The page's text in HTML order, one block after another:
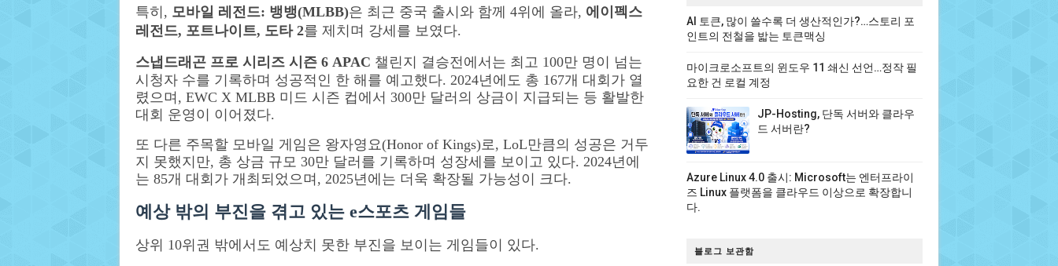
특히, 모바일 레전드: 뱅뱅(MLBB)은 최근 중국 출시와 함께 4위에 올라, 에이펙스
레전드, 포트나이트, 도타 2를 제치며 강세를 보였다.
스냅드래곤 프로 시리즈 시즌 6 APAC 챌린지 결승전에서는 최고 100만 명이 넘는
시청자 수를 기록하며 성공적인 한 해를 예고했다. 2024년에도 총 167개 대회가 열
렸으며, EWC X MLBB 미드 시즌 컵에서 300만 달러의 상금이 지급되는 등 활발한
대회 운영이 이어졌다.
또 다른 주목할 모바일 게임은 왕자영요(Honor of Kings)로, LoL만큼의 성공은 거두
지 못했지만, 총 상금 규모 30만 달러를 기록하며 성장세를 보이고 있다. 2024년에
는 85개 대회가 개최되었으며, 2025년에는 더욱 확장될 가능성이 크다.
예상 밖의 부진을 겪고 있는 e스포츠 게임들
상위 10위권 밖에서도 예상치 못한 부진을 보이는 게임들이 있다.
AI 토큰, 많이 쓸수록 더 생산적인가?…스토리 포
인트의 전철을 밟는 토큰맥싱
마이크로소프트의 윈도우 11 쇄신 선언…정작 필
요한 건 로컬 계정
JP-Hosting, 단독 서버와 클라우
드 서버란?
Azure Linux 4.0 출시: Microsoft는 엔터프라이
즈 Linux 플랫폼을 클라우드 이상으로 확장합니
다.
블로그 보관함